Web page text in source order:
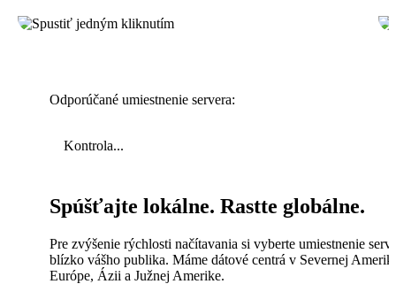
Odporúčané umiestnenie servera:
Kontrola...
Spúšťajte lokálne. Rastte globálne.
Pre zvýšenie rýchlosti načítavania si vyberte umiestnenie
blízko vášho publika. Máme dátové centrá v Severnej
Európe, Ázii a Južnej Amerike.